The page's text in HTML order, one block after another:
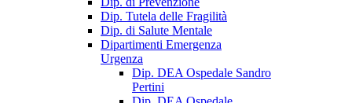
Dip. Tutela delle Fragilità
Dip. di Salute Mentale
Dipartimenti Emergenza
Urgenza
Dip. DEA Ospedale Sandro
Pertini